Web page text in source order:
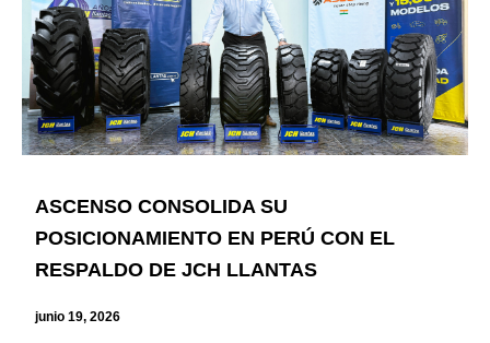
ASCENSO CONSOLIDA SU
POSICIONAMIENTO EN PERÚ CON EL
RESPALDO DE JCH LLANTAS
junio 19, 2026